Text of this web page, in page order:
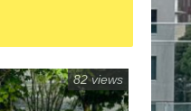
82 views